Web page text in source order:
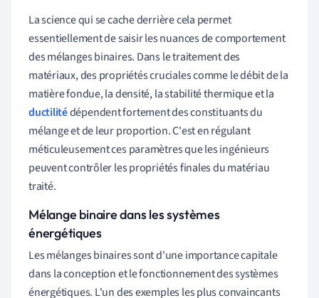
La science qui se cache derrière cela permet
essentiellement de saisir les nuances de comportement
des mélanges binaires. Dans le traitement des
matériaux, des propriétés cruciales comme le débit de la
matière fondue, la densité, la stabilité thermique et la
ductilitédépendent fortement des constituants du
mélange et de leur proportion. C'est en régulant
méticuleusement ces paramètres que les ingénieurs
peuvent contrôler les propriétés finales du matériau
traité.
Mélange binaire dans les systèmes
énergétiques
Les mélanges binaires sont d'une importance capitale
dans la conception et le fonctionnement des systèmes
énergétiques. L'un des exemples les plus convaincants